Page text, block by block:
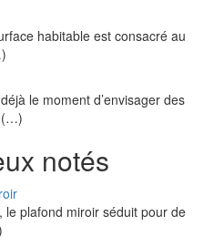
habitable est consacré au
le moment d’envisager des
(…)
notés
le plafond miroir séduit pour de